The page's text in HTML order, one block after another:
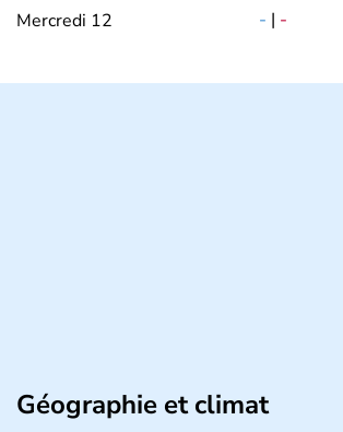
Mercredi 12 - | -
Géographie et climat